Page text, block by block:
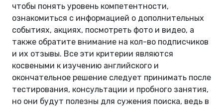
чтобы понять уровень компетентности,
ознакомиться с информацией о дополнительных
событиях, акциях, посмотреть фото и видео, а
также обратите внимание на кол-во подписчиков
и их отзывы. Все эти критерии являются
косвеными к изучению английского и
окончательное решение следует принимать после
тестирования, консультации и пробного занятия,
но они будут полезны для сужения поиска, ведь в